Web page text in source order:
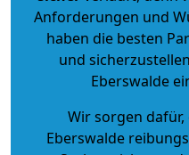
Anforderungen und
haben die besten
und
Eberswalde
Wir sorgen
Eberswalde